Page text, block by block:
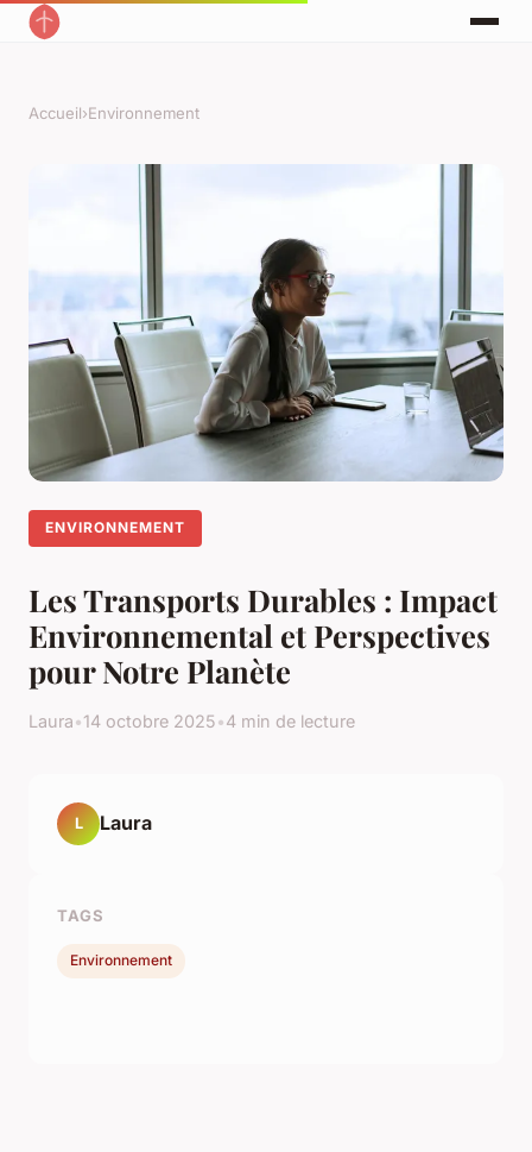
Accueil›Environnement
ENVIRONNEMENT
Les Transports Durables : Impact
Environnemental et Perspectives
pour Notre Planète
Laura•14 octobre 2025•4 min de lecture
L Laura
TAGS
Environnement